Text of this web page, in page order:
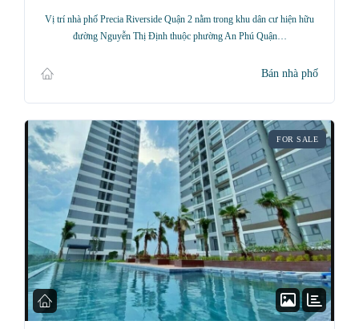
Vị trí nhà phố Precia Riverside Quận 2 nằm trong khu dân cư hiện hữu
đường Nguyễn Thị Định thuộc phường An Phú Quận…
Bán nhà phố
FOR SALE